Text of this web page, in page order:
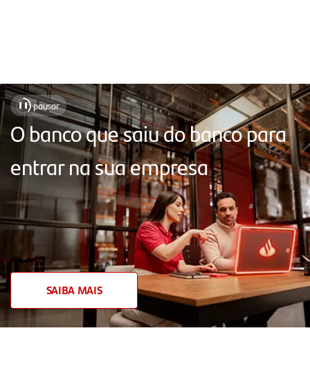
Soluções
para
facilitar
seu
dia
dia,
com
atendimento
❚❚ pausar
O banco que saiu do banco para
entrar na sua empresa
SAIBA MAIS